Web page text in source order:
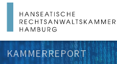
KAMMERREPORT